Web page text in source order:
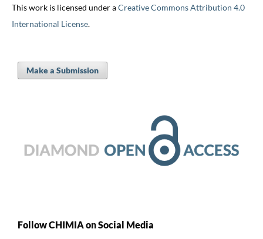
This work is licensed under aCreative Commons Attribution 4.0
International License.
Make a Submission
Follow CHIMIA on Social Media